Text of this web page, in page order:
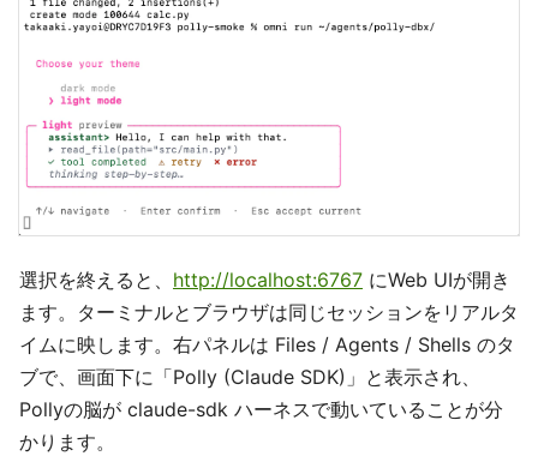
選択を終えると、 http://localhost:6767 にWeb UIが開き
ます。ターミナルとブラウザは同じセッションをリアルタ
イムに映します。右パネルは Files / Agents / Shells のタ
ブで、画面下に「Polly (Claude SDK)」と表示され、
Pollyの脳が claude-sdk ハーネスで動いていることが分
かります。